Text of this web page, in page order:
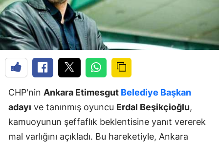
CHP'nin Ankara Etimesgut Belediye Başkan
adayı ve tanınmış oyuncu Erdal Beşikçioğlu,
kamuoyunun şeffaflık beklentisine yanıt vererek
mal varlığını açıkladı. Bu hareketiyle, Ankara